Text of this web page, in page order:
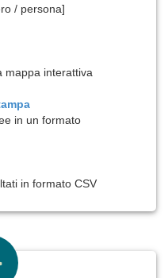
/ persona]
mappa interattiva
in un formato
in formato CSV